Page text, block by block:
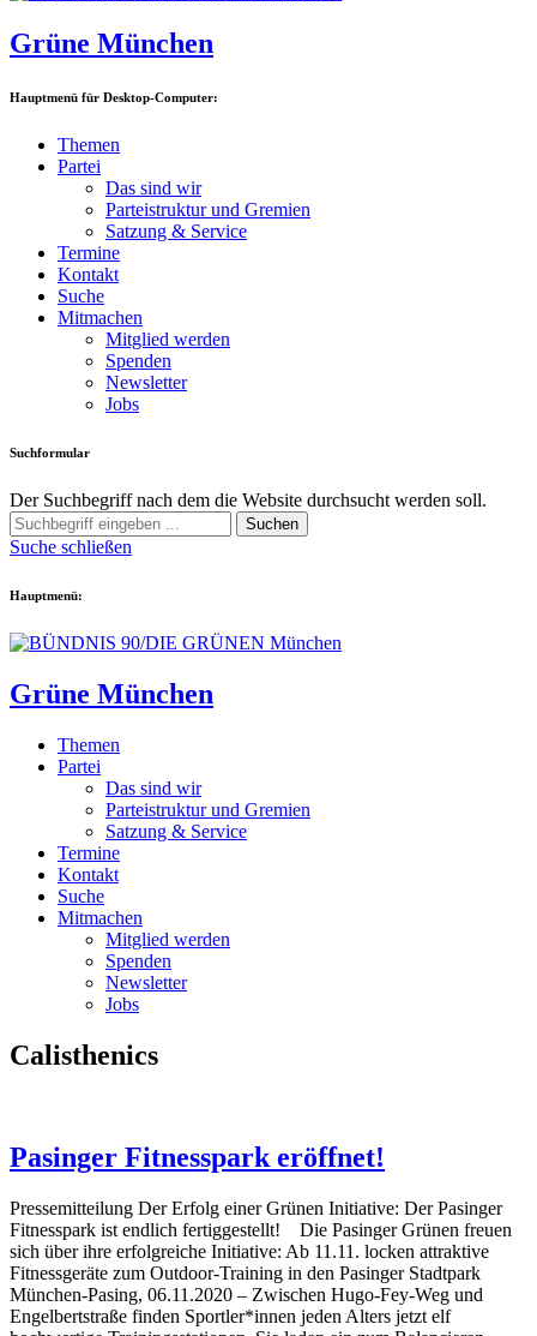
Grüne München
Hauptmenü für Desktop-Computer:
Themen
Partei
Das sind wir
Parteistruktur und Gremien
Satzung & Service
Termine
Kontakt
Suche
Mitmachen
Mitglied werden
Spenden
Newsletter
Jobs
Suchformular
Der Suchbegriff nach dem die Website durchsucht werden soll.
Suchen
Suche schließen
Hauptmenü:
Grüne München
Themen
Partei
Das sind wir
Parteistruktur und Gremien
Satzung & Service
Termine
Kontakt
Suche
Mitmachen
Mitglied werden
Spenden
Newsletter
Jobs
Calisthenics
Pasinger Fitnesspark eröffnet!
Pressemitteilung Der Erfolg einer Grünen Initiative: Der Pasinger
Fitnesspark ist endlich fertiggestellt! Die Pasinger Grünen freuen
sich über ihre erfolgreiche Initiative: Ab 11.11. locken attraktive
Fitnessgeräte zum Outdoor-Training in den Pasinger Stadtpark
München-Pasing, 06.11.2020 – Zwischen Hugo-Fey-Weg und
Engelbertstraße finden Sportler*innen jeden Alters jetzt elf